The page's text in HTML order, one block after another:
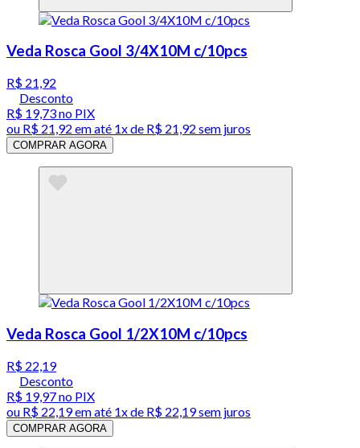
Veda Rosca Gool 3/4X10M c/10pcs
R$ 21,92
Desconto
R$ 19,73no PIX
ou R$ 21,92 em até 1x de R$ 21,92 sem juros
COMPRAR AGORA
Veda Rosca Gool 1/2X10M c/10pcs
R$ 22,19
Desconto
R$ 19,97no PIX
ou R$ 22,19em até 1x de R$ 22,19sem juros
COMPRAR AGORA